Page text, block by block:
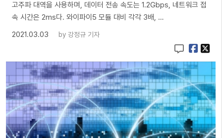
고주파 대역을 사용하며, 데이터 전송 속도는 1.2Gbps, 네트워크 접
속 시간은 2ms다. 와이파이5 모듈 대비 각각 3배, …
2021.03.03
by 강정규 기자